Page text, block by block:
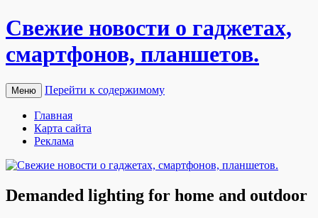
Свежие новости о гаджетах,
смартфонов, планшетов.
Меню Перейти к содержимому
Главная
Карта сайта
Реклама
Demanded lighting for home and outdoor